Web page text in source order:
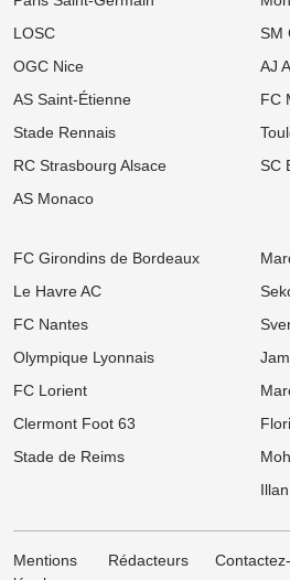
06/08 Ligue 1
Ligue 1 : « Le Brighton français », le
enflamme l'After Foot !
Mercato LOSC, OM : Chancel
Mercato ASSE : Un 3e géant
jackpot en vue pour les Verts ?
Mercato LOSC : Départ record à 100
perle au Real Madrid !
Mercato Rennes : Poussé vers la
Mercato Strasbourg : Douche froide
devancée par un club anglais !
06/08 Ligue 1
LOSC
OGC Nice
AS Saint-Étienne
Stade Rennais
RC Strasbourg Alsace
AS Monaco
SM
AJ
FC
SC
FC Girondins de Bordeaux
Le Havre AC
FC Nantes
Olympique Lyonnais
FC Lorient
Clermont Foot 63
Stade de Reims
Mentions
Rédacteurs
Contactez-